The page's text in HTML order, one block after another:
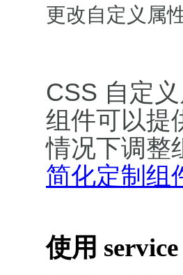
更改自定义属
CSS 自定
组件可以提
情况下调整
简化定制组
使用